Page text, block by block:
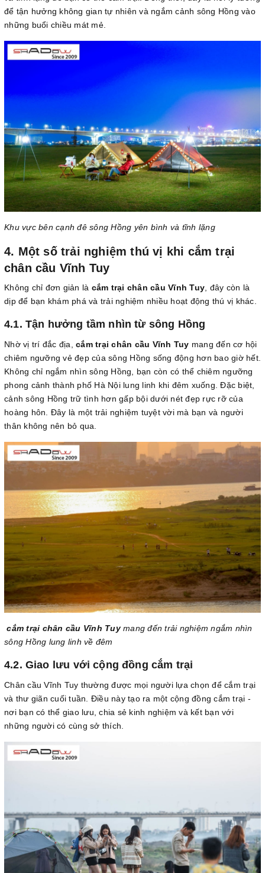
để tận hưởng không gian tự nhiên và ngắm cảnh sông Hồng vào
những buổi chiều mát mẻ.
Khu vực bên cạnh đê sông Hồng yên bình và tĩnh lặng
4. Một số trải nghiệm thú vị khi cắm trại
chân cầu Vĩnh Tuy
Không chỉ đơn giản là cắm trại chân cầu Vĩnh Tuy , đây còn là
dịp để bạn khám phá và trải nghiệm nhiều hoạt động thú vị khác.
4.1. Tận hưởng tầm nhìn từ sông Hồng
Nhờ vị trí đắc địa, cắm trại chân cầu Vĩnh Tuy mang đến cơ hội
chiêm ngưỡng vẻ đẹp của sông Hồng sống động hơn bao giờ hết.
Không chỉ ngắm nhìn sông Hồng, bạn còn có thể chiêm ngưỡng
phong cảnh thành phố Hà Nội lung linh khi đêm xuống. Đặc biệt,
cảnh sông Hồng trữ tình hơn gấp bội dưới nét đẹp rực rỡ của
hoàng hôn. Đây là một trải nghiệm tuyệt vời mà bạn và người
thân không nên bỏ qua.
cắm trại chân cầu Vĩnh Tuymang đến trải nghiệm ngắm nhìn
sông Hồng lung linh về đêm
4.2. Giao lưu với cộng đồng cắm trại
Chân cầu Vĩnh Tuy thường được mọi người lựa chọn để cắm trại
và thư giãn cuối tuần. Điều này tạo ra một cộng đồng cắm trại -
nơi bạn có thể giao lưu, chia sẻ kinh nghiệm và kết bạn với
những người có cùng sở thích.